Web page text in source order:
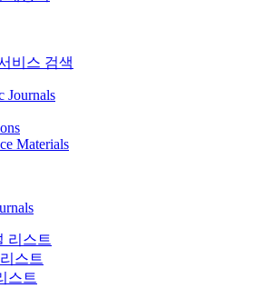
비스 검색
Journals
Materials
리스트
스트
스트